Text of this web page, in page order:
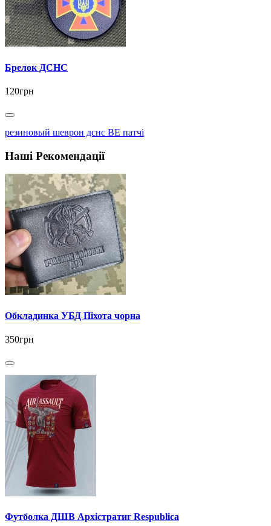
Брелок ДСНС
120грн
резиновый шеврон дснс BE патчі
Наші Рекомендації
Обкладинка УБД Піхота чорна
350грн
Футболка ДШВ Архістратиг Respublica